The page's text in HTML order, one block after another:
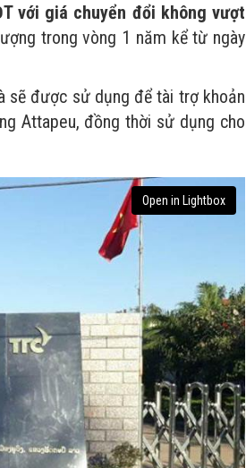
với giá chuyển đổi không vượt
trong vòng 1 năm kể từ ngày
sẽ được sử dụng để tài trợ khoản
Attapeu, đồng thời sử dụng cho
Open in Lightbox